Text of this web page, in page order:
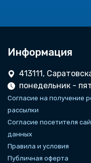
Информация
413111,
понедельник -
Согласие на получение
рассылки
Согласие посетителя
данных
Правила и условия
Публичная оферта